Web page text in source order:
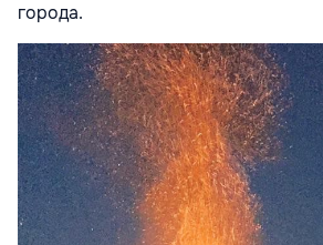
города.